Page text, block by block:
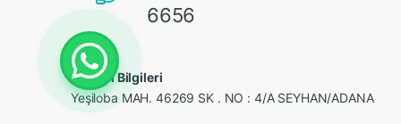
6656
İletişim Bilgileri
Yeşiloba MAH. 46269 SK . NO : 4/A SEYHAN/ADANA